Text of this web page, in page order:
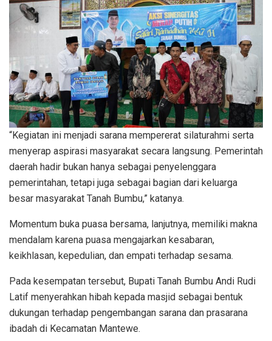
“Kegiatan ini menjadi sarana mempererat silaturahmi serta
menyerap aspirasi masyarakat secara langsung. Pemerintah
daerah hadir bukan hanya sebagai penyelenggara
pemerintahan, tetapi juga sebagai bagian dari keluarga
besar masyarakat Tanah Bumbu,” katanya.
Momentum buka puasa bersama, lanjutnya, memiliki makna
mendalam karena puasa mengajarkan kesabaran,
keikhlasan, kepedulian, dan empati terhadap sesama.
Pada kesempatan tersebut, Bupati Tanah Bumbu Andi Rudi
Latif menyerahkan hibah kepada masjid sebagai bentuk
dukungan terhadap pengembangan sarana dan prasarana
ibadah di Kecamatan Mantewe.